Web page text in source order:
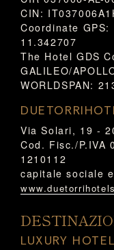
CIN:
Coordinate
11.342707
The Hotel GDS
GALILEO/
WORLDSPAN:
Via Solari, 19 -
Cod. Fisc./P.IVA
1210112
capitale sociale
LUXURY